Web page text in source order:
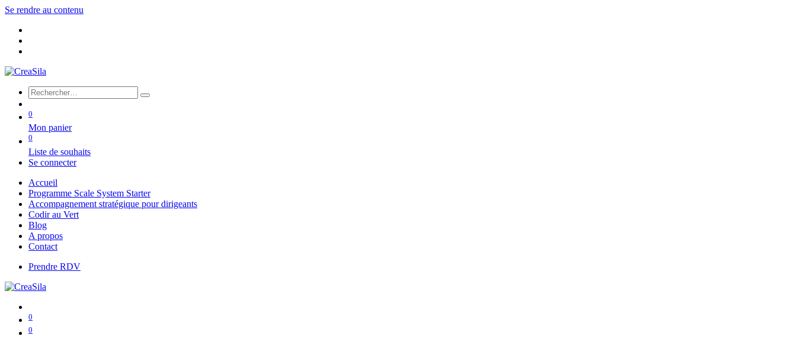
Se rendre au contenu
0
Mon panier
0
Liste de souhaits
Se connecter
Accueil
Programme Scale System Starter
Accompagnement stratégique pour dirigeants
Codir au Vert
Blog
A propos
Contact
Prendre RDV
0
0